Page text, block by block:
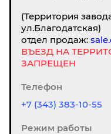
(Территория
ул.Благодатская)
отдел продаж:
ВЪЕЗД НА
ЗАПРЕЩЕН
Телефон
+7 (343) 383-10-55
Режим работы